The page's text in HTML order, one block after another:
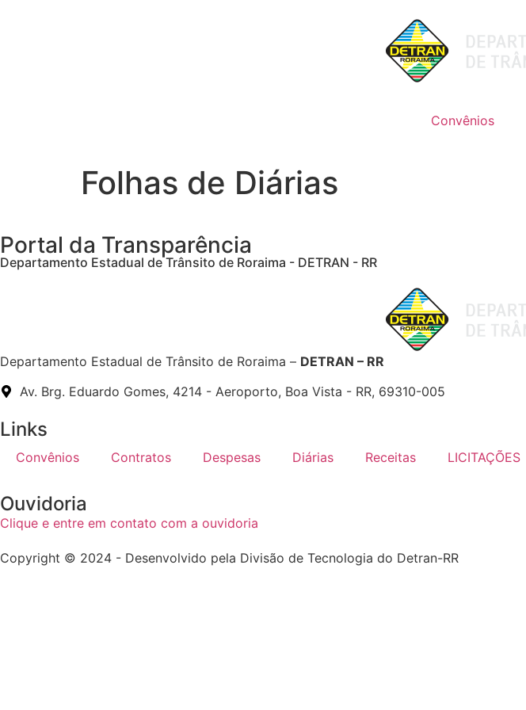
Convênios
Folhas de Diárias
Portal da Transparência
Departamento Estadual de Trânsito de Roraima - DETRAN - RR
Departamento Estadual de Trânsito de Roraima – DETRAN – RR
Av. Brg. Eduardo Gomes, 4214 - Aeroporto, Boa Vista - RR, 69310-005
Links
Convênios Contratos Despesas Diárias Receitas LICITAÇÕES
Ouvidoria
Clique e entre em contato com a ouvidoria
Copyright © 2024 - Desenvolvido pela Divisão de Tecnologia do Detran-RR